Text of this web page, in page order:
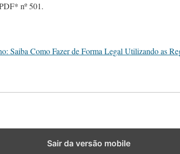
nº 501.
Saiba Como Fazer de Forma Legal Utilizando as
Sair da versão mobile